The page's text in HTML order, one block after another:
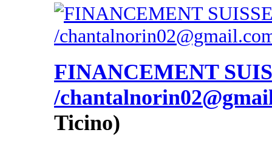
FINANCEMENT
/
Ticino)